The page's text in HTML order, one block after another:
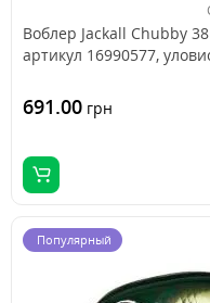
Воблер Jackall Chubby
артикул 16990577,
691.00 грн
Популярный